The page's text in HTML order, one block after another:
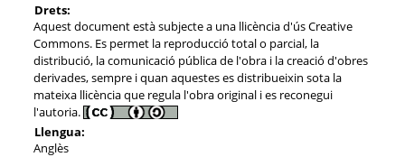
Drets:
Aquest document està subjecte a una llicència d'ús Creative
Commons. Es permet la reproducció total o parcial, la
distribució, la comunicació pública de l'obra i la creació d'obres
derivades, sempre i quan aquestes es distribueixin sota la
mateixa llicència que regula l'obra original i es reconegui
l'autoria.
Llengua:
Anglès